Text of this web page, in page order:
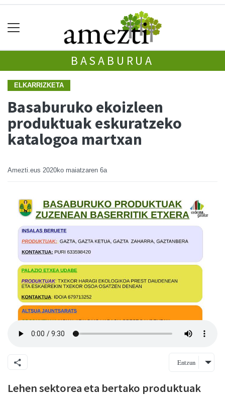
BASABURUA
ELKARRIZKETA
Basaburuko ekoizleen
produktuak eskuratzeko
katalogoa martxan
Amezti.eus 2020ko maiatzaren 6a
Entzun
Lehen sektorea eta bertako produktuak